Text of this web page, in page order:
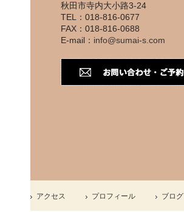
秋田市寺内大小路3-24
TEL：018-816-0677
FAX：018-816-0688
E-mail： info@sumai-s.com
アクセス プロフィール ブログ